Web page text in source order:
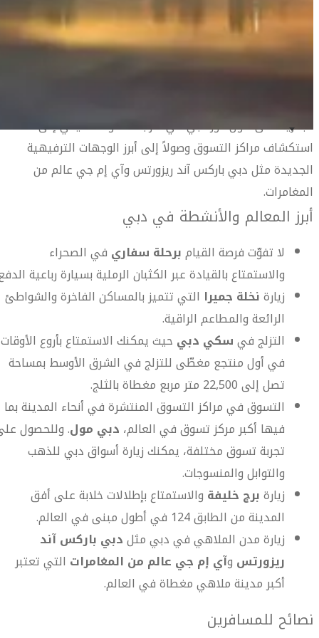
دليل السفر إلى
دليل السفر إلى
سياحية رائعة مثل برج خليفة ونافورة دبي الراقصة ودبي أوبرا
وقناة دبي المائية بالإضافة إلى الجزر الاصطناعية والأحياء
مثل حي الفهيدي والأسواق القديمة كسوق التوابل والأقمشة
وغير ذلك الكثير.
البحرية على طول خور دبي في قارب الدهو التقليدي إلى
استكشاف مراكز التسوق وصولاً إلى أبرز الوجهات الترفيهية
الجديدة مثل دبي باركس آند ريزورتس وآي إم جي عالم من
المغامرات.
أبرز المعالم والأنشطة في دبي
لا تفوّت فرصة القيامبرحلة سفاري في الصحراء
والاستمتاع بالقيادة عبر الكثبان الرملية بسيارة رباعية
زيارةنخلة جميرا التي تتميز بالمساكن الفاخرة والشواطئ
الرائعة والمطاعم الراقية.
التزلج فيسكي دبي حيث يمكنك الاستمتاع بأروع الأوقات
في أول منتجع مغطّى للتزلج في الشرق الأوسط بمساحة
تصل إلى 22,500 متر مربع مغطاة بالثلج.
التسوق في مراكز التسوق المنتشرة في أنحاء المدينة بما
فيها أكبر مركز تسوق في العالم، دبي مول. وللحصول
تجربة تسوق مختلفة، يمكنك زيارة أسواق دبي للذهب
والتوابل والمنسوجات.
زيارةبرج خليفة والاستمتاع بإطلالات خلابة على أفق
المدينة من الطابق 124 في أطول مبنى في العالم.
زيارة مدن الملاهي في دبي مثلدبي باركس آند
ريزورتس وآي إم جي عالم من المغامرات التي تعتبر
أكبر مدينة ملاهي مغطاة في العالم.
نصائح للمسافرين